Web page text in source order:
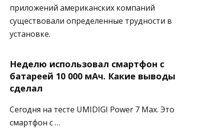
приложений американских компаний
существовали определенные трудности в
установке.
Неделю использовал смартфон с
батареей 10 000 мАч. Какие выводы
сделал
Сегодня на тесте UMIDIGI Power 7 Max. Это
смартфон с …